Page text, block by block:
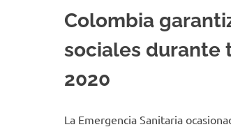
Colombia
sociales durante
2020
La Emergencia Sanitaria